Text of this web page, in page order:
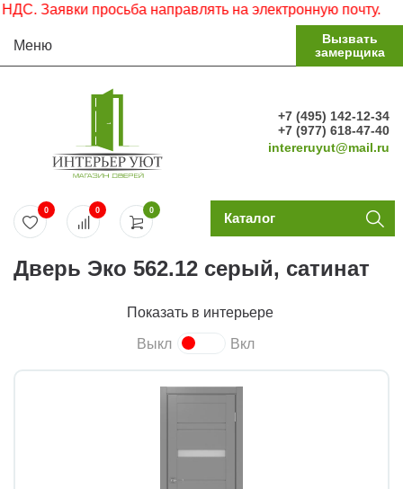
просьба направлять на электронную почту.
Меню
Вызвать
замерщика
+7 (495) 142-12-34
+7 (977) 618-47-40
intereruyut@mail.ru
0
0 0 Каталог
Дверь Эко 562.12 серый, сатинат
Показать в интерьере
Выкл Вкл